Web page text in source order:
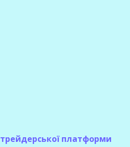
трейдерської платформи